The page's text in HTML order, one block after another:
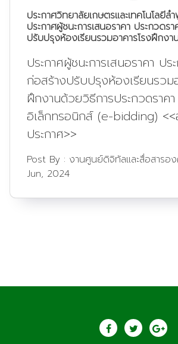
ประกาศวิทยาลัยเกษตรและเทคโนโลยีล
ประกาศผู้ชนะการเสนอราคา ประกวดร
ปรับปรุงห้องเรียนรวมอาคารโรงฝึกงา
ประกาศผู้ชนะการเสนอราคา ปร
ก่อสร้างปรับปรุงห้องเรียนรวม
ฝึกงานด้วยวิธีการประกวดราคา
อิเล็กทรอนิกส์ (e-bidding) <<
ประกาศ>>
Post By : งานศูนย์ดิจิทัลและสื่อสารอ
Jun, 2024